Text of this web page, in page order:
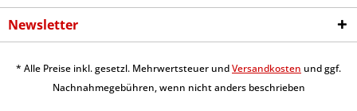
Newsletter
* Alle Preise inkl. gesetzl. Mehrwertsteuer undVersandkosten und ggf.
Nachnahmegebühren, wenn nicht anders beschrieben